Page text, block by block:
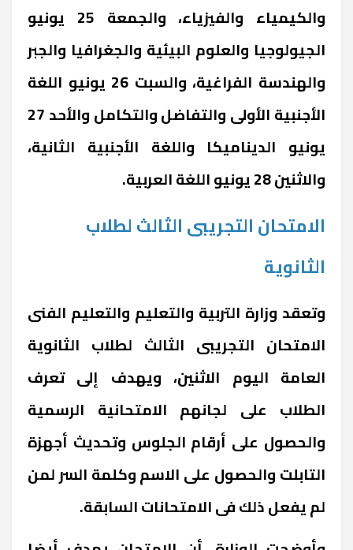
والكيمياء والفيزياء، والجمعة 25 يونيو
الجيولوجيا والعلوم البيئية والجغرافيا والجبر
والهندسة الفراغية، والسبت 26 يونيو اللغة
الأجنبية الأولى والتفاضل والتكامل والأحد 27
يونيو الديناميكا واللغة الأجنبية الثانية،
والاثنين 28 يونيو اللغة العربية.
الامتحان التجريبى الثالث لطلاب
الثانوية
وتعقد وزارة التربية والتعليم والتعليم الفنى
الامتحان التجريبى الثالث لطلاب الثانوية
العامة اليوم الاثنين، ويهدف إلى تعرف
الطلاب على لجانهم الامتحانية الرسمية
والحصول على أرقام الجلوس وتحديث أجهزة
التابلت والحصول على الاسم وكلمة السر لمن
لم يفعل ذلك فى الامتحانات السابقة.